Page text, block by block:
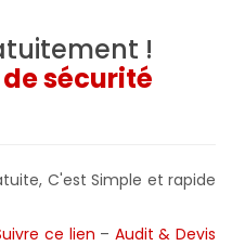
!
sécurité
C'est Simple et rapide
ce lien – Audit & Devis